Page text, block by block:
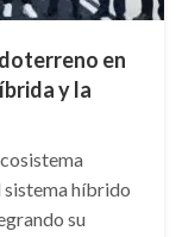
en
y la
híbrido
su